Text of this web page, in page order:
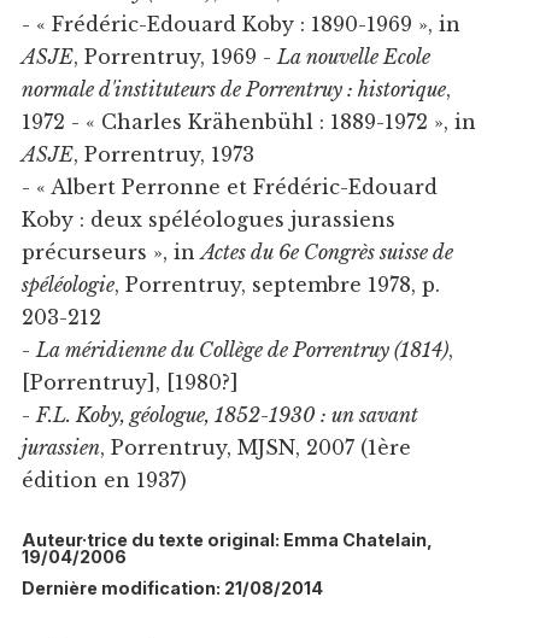
- « Frédéric-Edouard Koby : 1890-1969 », in
ASJE, Porrentruy, 1969 -La nouvelle Ecole
normale d'instituteurs de Porrentruy : historique,
1972 - « Charles Krähenbühl : 1889-1972 », in
ASJE, Porrentruy, 1973
- « Albert Perronne et Frédéric-Edouard
Koby : deux spéléologues jurassiens
précurseurs », inActes du 6e Congrès suisse de
spéléologie, Porrentruy, septembre 1978, p.
203-212
-La méridienne du Collège de Porrentruy (1814),
[Porrentruy], [1980?]
-F.L. Koby, géologue, 1852-1930 : un savant
jurassien, Porrentruy, MJSN, 2007 (1ère
édition en 1937)
Auteur·trice du texte original: Emma Chatelain,
19/04/2006
Dernière modification: 21/08/2014